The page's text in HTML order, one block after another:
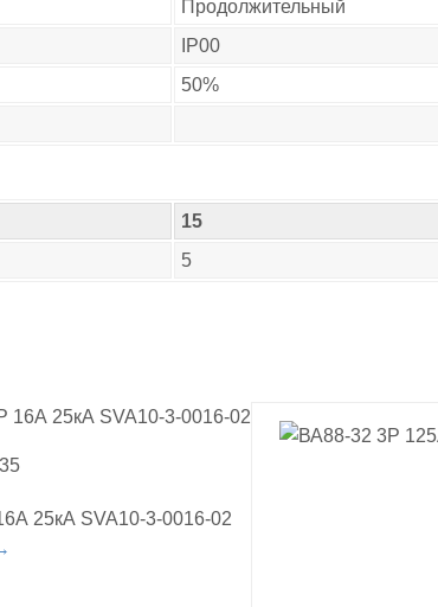
Продолжительный
IP00
50%
15
5
25кА SVA10-3-0016-02